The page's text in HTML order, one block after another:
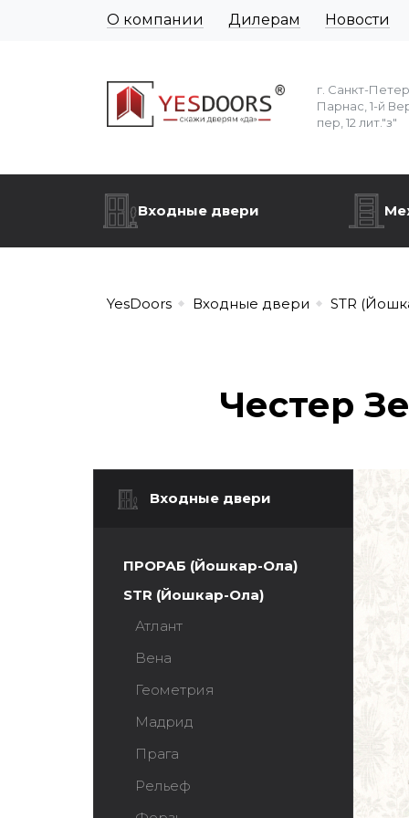
О компании Дилерам Новости
г. Санкт-
Парнас, 1-й
пер, 12 лит."з"
Входные двери
YesDoors Входные двери STR
Честер
Входные двери
ПРОРАБ (Йошкар-Ола)
STR (Йошкар-Ола)
Атлант
Вена
Геометрия
Мадрид
Прага
Рельеф